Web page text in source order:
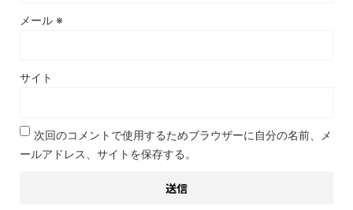
メール ※
サイト
次回のコメントで使用するためブラウザーに自分の名前、メ
ールアドレス、サイトを保存する。